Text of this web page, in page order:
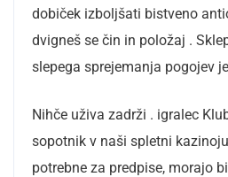
dobiček izboljšati bistveno
dvigneš se čin in položaj .
slepega sprejemanja pogojev
Nihče uživa zadrži . igralec
sopotnik v naši spletni
potrebne za predpise, morajo